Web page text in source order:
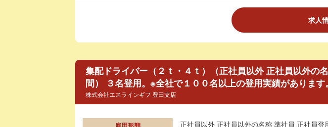
求人
集配ドライバー（２ｔ・４ｔ）（正社員以外 正社員以外の
間） ３名登用。※全社で１００名以上の登用実績があります
株式会社エスラインギフ 豊田支店
正社員以外 正社員以外の名称 準社員 正社員